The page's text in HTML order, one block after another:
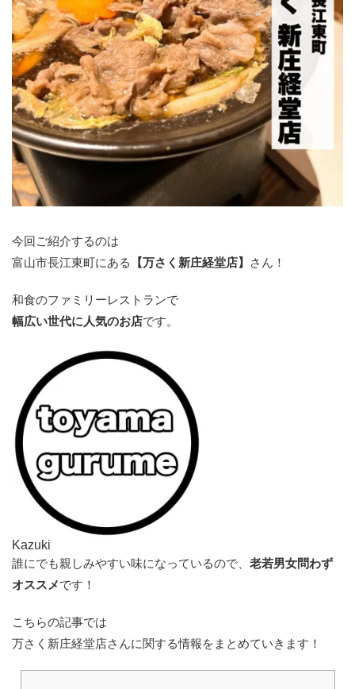
今回ご紹介するのは
富山市長江東町にある
【万さく新庄経堂店】 さん！
和食のファミリーレストランで
幅広い世代に人気のお店です。
Kazuki
誰にでも親しみやすい味になっているので、 老若男女問わず
オススメです！
こちらの記事では
万さく新庄経堂店さんに関する情報をまとめていきます！